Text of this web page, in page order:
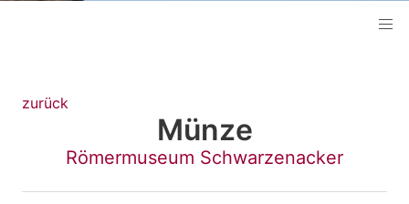
zurück
Münze
Römermuseum Schwarzenacker